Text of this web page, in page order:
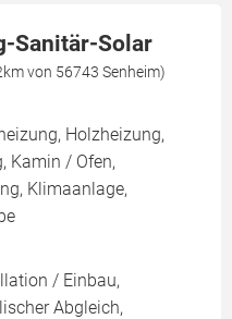
Sanitär-Solar
von 56743 Senheim)
Holzheizung,
Kamin / Ofen,
Klimaanlage,
/ Einbau,
Abgleich,